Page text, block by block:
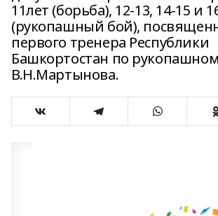
11лет (борьба), 12-13, 14-15 и
(рукопашный бой),
первого тренера Республики
Башкортостан по
В.Н.Мартынова.